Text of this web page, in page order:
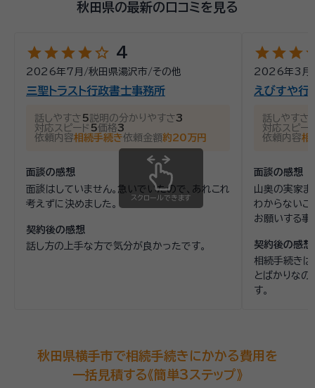
秋田県の最新の口コミを見る
starstarstarstarstar_outline 4
2026年7月 /秋田県湯沢市/その他
三聖トラスト行政書士事務所
話しやすさ 5説明の分かりやすさ3
対応スピード 5価格3
依頼内容相続手続き依頼金額約20万円
面談の感想
面談はしていません。急いでいたので、あれこれ
考えずに決めました。
契約後の感想
話し方の上手な方で気分が良かったです。
starstarstar
2026年3月
えびすや行
話しやすさ
対応スピー
依頼内容相
面談の感想
山奥の実家ま
わからないこ
お願いする事
契約後の感想
相続手続きは
とばかりなの
す。
スクロールできます
秋田県横手市で相続手続きにかかる費用を
一括見積する《簡単3ステップ》